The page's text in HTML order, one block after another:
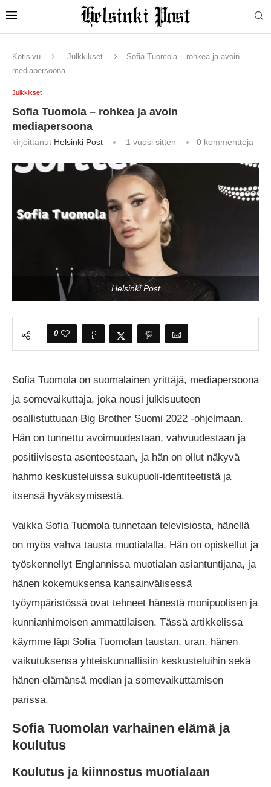
Kotisivu Julkkikset
Sofia Tuomola – rohkea ja avoin
mediapersoona
Julkkikset
Sofia Tuomola – rohkea ja avoin
mediapersoona
kirjoittanut Helsinki Post 1 vuosi sitten 0 kommentteja
Helsinki Post
0
Sofia Tuomola on suomalainen yrittäjä, mediapersoona
ja somevaikuttaja, joka nousi julkisuuteen
osallistuttuaan Big Brother Suomi 2022 -ohjelmaan.
Hän on tunnettu avoimuudestaan, vahvuudestaan ja
positiivisesta asenteestaan, ja hän on ollut näkyvä
hahmo keskusteluissa sukupuoli-identiteetistä ja
itsensä hyväksymisestä.
Vaikka Sofia Tuomola tunnetaan televisiosta, hänellä
on myös vahva tausta muotialalla. Hän on opiskellut ja
työskennellyt Englannissa muotialan asiantuntijana, ja
hänen kokemuksensa kansainvälisessä
työympäristössä ovat tehneet hänestä monipuolisen ja
kunnianhimoisen ammattilaisen. Tässä artikkelissa
käymme läpi Sofia Tuomolan taustan, uran, hänen
vaikutuksensa yhteiskunnallisiin keskusteluihin sekä
hänen elämänsä median ja somevaikuttamisen
parissa.
Sofia Tuomolan varhainen elämä ja
koulutus
Koulutus ja kiinnostus muotialaan